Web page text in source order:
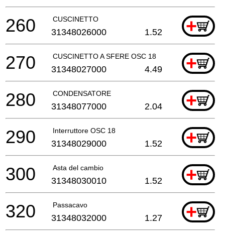
CUSCINETTO +
260 31348026000 1.52
CUSCINETTO A SFERE OSC 18 +
270 31348027000 4.49
CONDENSATORE +
280 31348077000 2.04
Interruttore OSC 18 +
290 31348029000 1.52
Asta del cambio +
300 31348030010 1.52
Passacavo +
320 31348032000 1.27